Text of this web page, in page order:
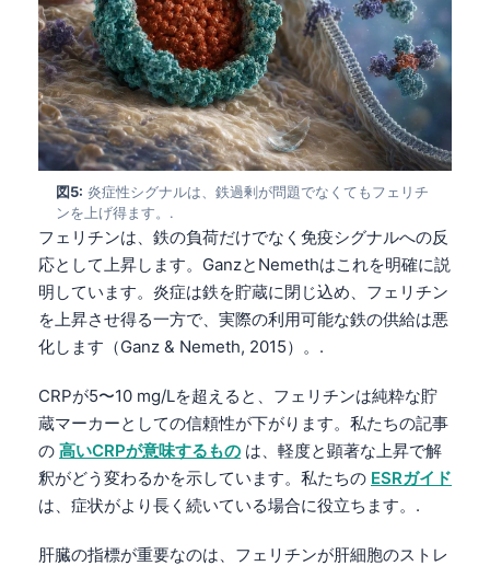
図5: 炎症性シグナルは、鉄過剰が問題でなくてもフェリチ
ンを上げ得ます。.
フェリチンは、鉄の負荷だけでなく免疫シグナルへの反
応として上昇します。GanzとNemethはこれを明確に説
明しています。炎症は鉄を貯蔵に閉じ込め、フェリチン
を上昇させ得る一方で、実際の利用可能な鉄の供給は悪
化します（Ganz & Nemeth, 2015）。.
CRPが5〜10 mg/Lを超えると、フェリチンは純粋な貯
蔵マーカーとしての信頼性が下がります。私たちの記事
の 高いCRPが意味するもの は、軽度と顕著な上昇で解
釈がどう変わるかを示しています。私たちの ESRガイド
は、症状がより長く続いている場合に役立ちます。.
肝臓の指標が重要なのは、フェリチンが肝細胞のストレ